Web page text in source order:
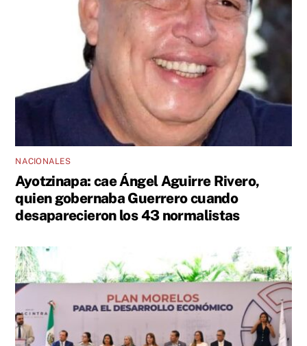
NACIONALES
Ayotzinapa: cae Ángel Aguirre Rivero,
quien gobernaba Guerrero cuando
desaparecieron los 43 normalistas